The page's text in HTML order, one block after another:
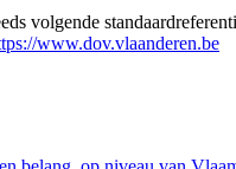
volgende
www.dov.vlaanderen.be